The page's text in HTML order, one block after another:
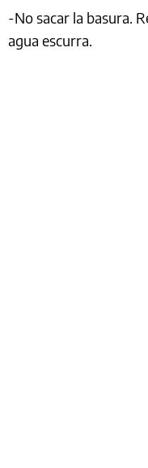
-No sacar la basura.
agua escurra.